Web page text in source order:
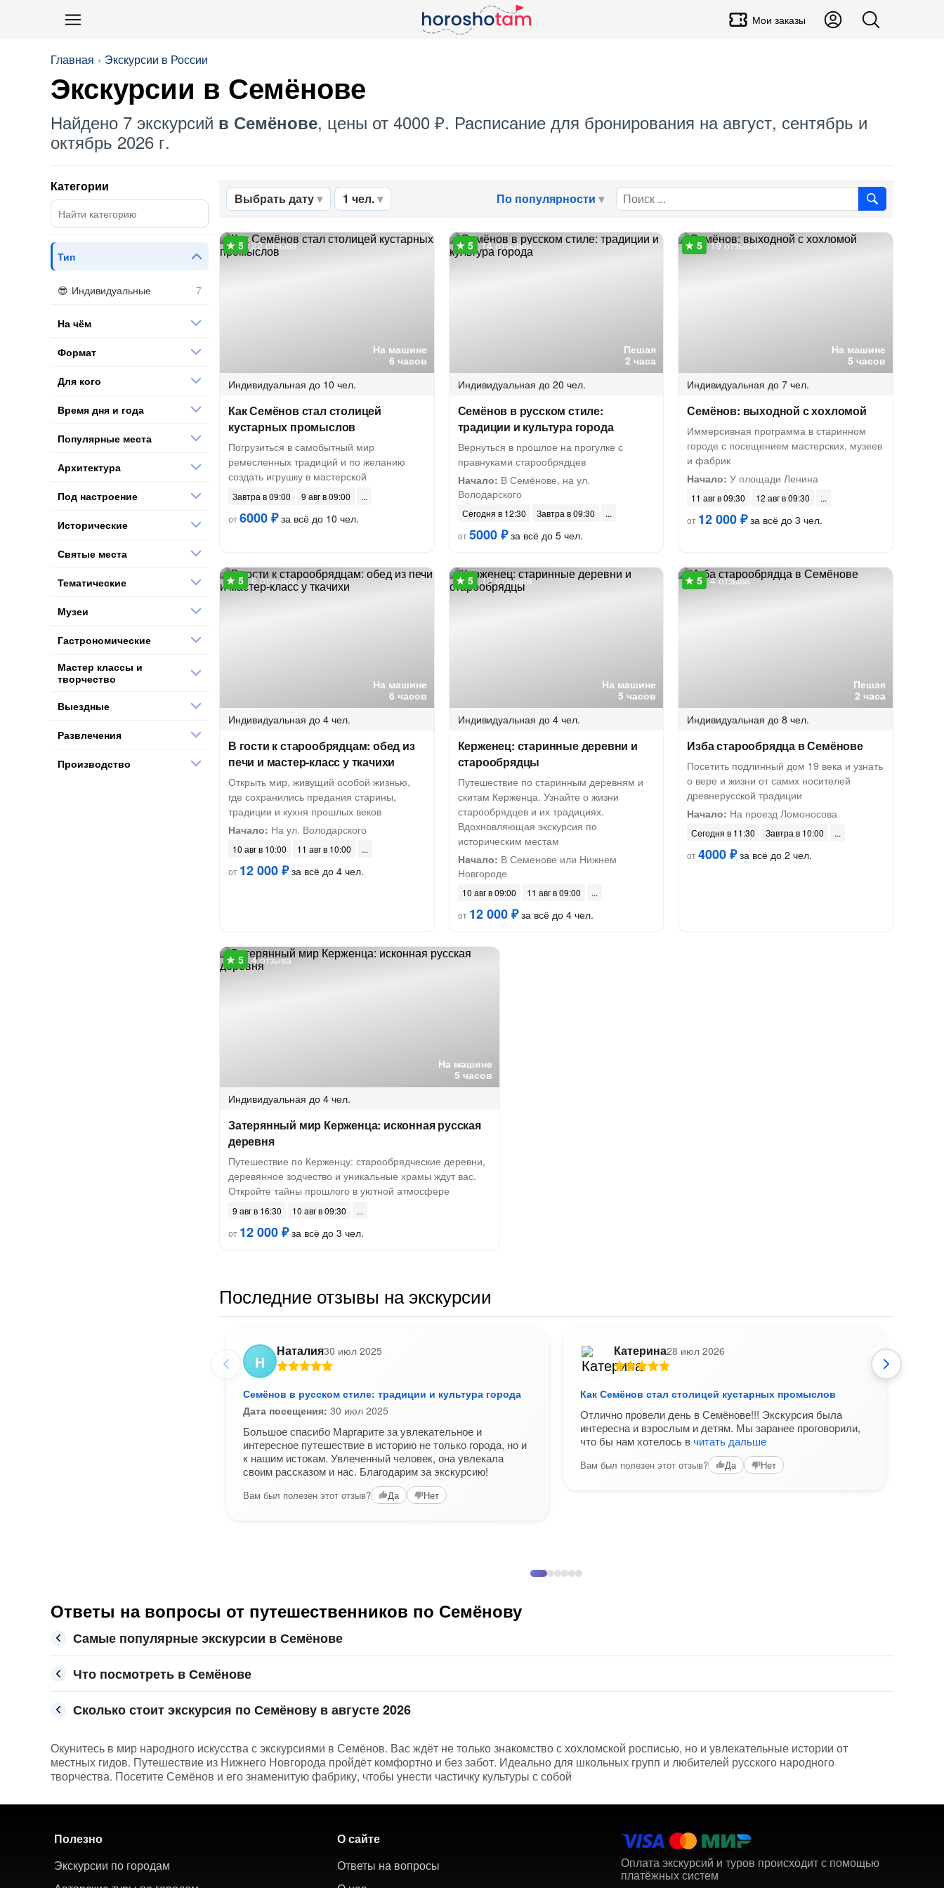
Мои заказы
Главная Экскурсии в России
Экскурсии в Семёнове
Найдено 7 экскурсий в Семёнове, цены от 4000 ₽. Расписание для бронирования на август, сентябрь и
октябрь 2026 г.
Выбрать дату 1 чел. По популярности
На машине
6 часов
22 отзыва
Индивидуальная до 10 чел.
Как Семёнов стал столицей
кустарных промыслов
Погрузиться в самобытный мир
ремесленных традиций и по желанию
создать игрушку в мастерской
Завтра в 09:00
9 авг в 09:00
от6000 ₽за всё до 10 чел.
Пешая
2 часа
14 отзывов
Индивидуальная до 20 чел.
Семёнов в русском стиле:
традиции и культура города
Вернуться в прошлое на прогулке с
правнуками старообрядцев
Начало: В Семёнове, на ул.
Володарского
Сегодня в 12:30
Завтра в 09:30
от5000 ₽за всё до 5 чел.
На машине
5 часов
19 отзывов
Индивидуальная до 7 чел.
Семёнов: выходной с хохломой
Иммерсивная программа в старинном
городе с посещением мастерских, музеев
и фабрик
Начало: У площади Ленина
11 авг в 09:30
12 авг в 09:30
от 12 000 ₽за всё до 3 чел.
На машине
6 часов
6 отзывов
Индивидуальная до 4 чел.
В гости к старообрядцам: обед из
печи и мастер-класс у ткачихи
Открыть мир, живущий особой жизнью,
где сохранились предания старины,
традиции и кухня прошлых веков
Начало: На ул. Володарского
10 авг в 10:00
11 авг в 10:00
от 12 000 ₽за всё до 4 чел.
На машине
5 часов
12 отзывов
Индивидуальная до 4 чел.
Керженец: старинные деревни и
старообрядцы
Путешествие по старинным деревням и
скитам Керженца. Узнайте о жизни
старообрядцев и их традициях.
Вдохновляющая экскурсия по
историческим местам
Начало: В Семенове или Нижнем
Новгороде
10 авг в 09:00
11 авг в 09:00
от 12 000 ₽за всё до 4 чел.
Пешая
2 часа
4 отзыва
Индивидуальная до 8 чел.
Изба старообрядца в Семёнове
Посетить подлинный дом 19 века и узнать
о вере и жизни от самих носителей
древнерусской традиции
Начало: На проезд Ломоносова
Сегодня в 11:30
Завтра в 10:00
от4000 ₽за всё до 2 чел.
На машине
5 часов
4 отзыва
Индивидуальная до 4 чел.
Затерянный мир Керженца: исконная русская
деревня
Путешествие по Керженцу: старообрядческие деревни,
деревянное зодчество и уникальные храмы ждут вас.
Откройте тайны прошлого в уютной атмосфере
9 авг в 16:30
10 авг в 09:30
от 12 000 ₽за всё до 3 чел.
Последние отзывы на экскурсии
Н
Наталия30 июл 2025
Семёнов в русском стиле: традиции и культура города
Дата посещения: 30 июл 2025
Большое спасибо Маргарите за увлекательное и
интересное путешествие в историю не только города, но и
к нашим истокам. Увлеченный человек, она увлекала
своим рассказом и нас. Благодарим за экскурсию!
Вам был полезен этот отзыв? Да Нет
Катерина28 июл 2026
Как Семёнов стал столицей кустарных промыслов
Отлично провели день в Семёнове!!! Экскурсия была
интересна и взрослым и детям. Мы заранее проговорили,
что бы нам хотелось вчитать дальше
Вам был полезен этот отзыв? Да Нет
Категории
Тип
Индивидуальные
На чём
Формат
Для кого
Время дня и года
Популярные места
Архитектура
Под настроение
Исторические
Святые места
Тематические
Музеи
Гастрономические
Мастер классы и
творчество
Выездные
Развлечения
Производство
Ответы на вопросы от путешественников по Семёнову
Самые популярные экскурсии в Семёнове
Что посмотреть в Семёнове
Сколько стоит экскурсия по Семёнову в августе 2026
Окунитесь в мир народного искусства с экскурсиями в Семёнов. Вас ждёт не только знакомство с хохломской росписью, но и увлекательные истории от
местных гидов. Путешествие из Нижнего Новгорода пройдёт комфортно и без забот. Идеально для школьных групп и любителей русского народного
творчества. Посетите Семёнов и его знаменитую фабрику, чтобы унести частичку культуры с собой
Полезно
Экскурсии по городам
О сайте
Ответы на вопросы
Оплата экскурсий и туров происходит с помощью
платёжных систем